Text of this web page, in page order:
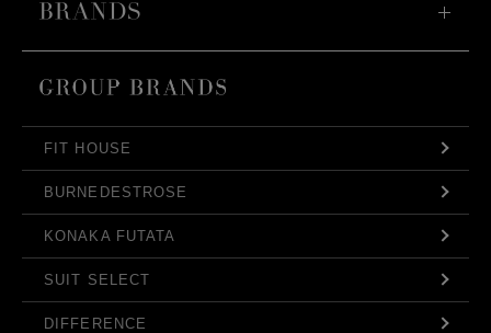
FIT HOUSE
BURNEDESTROSE
KONAKA FUTATA
SUIT SELECT
DIFFERENCE